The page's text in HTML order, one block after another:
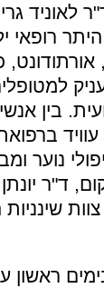
לאוניד
רופאי
אורתודונט,
בין
ברפואת
נוער
ד"ר
ראשון